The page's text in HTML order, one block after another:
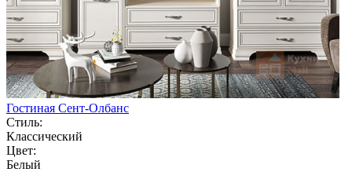
Гостиная Сент-Олбанс
Стиль:
Классический
Цвет:
Белый